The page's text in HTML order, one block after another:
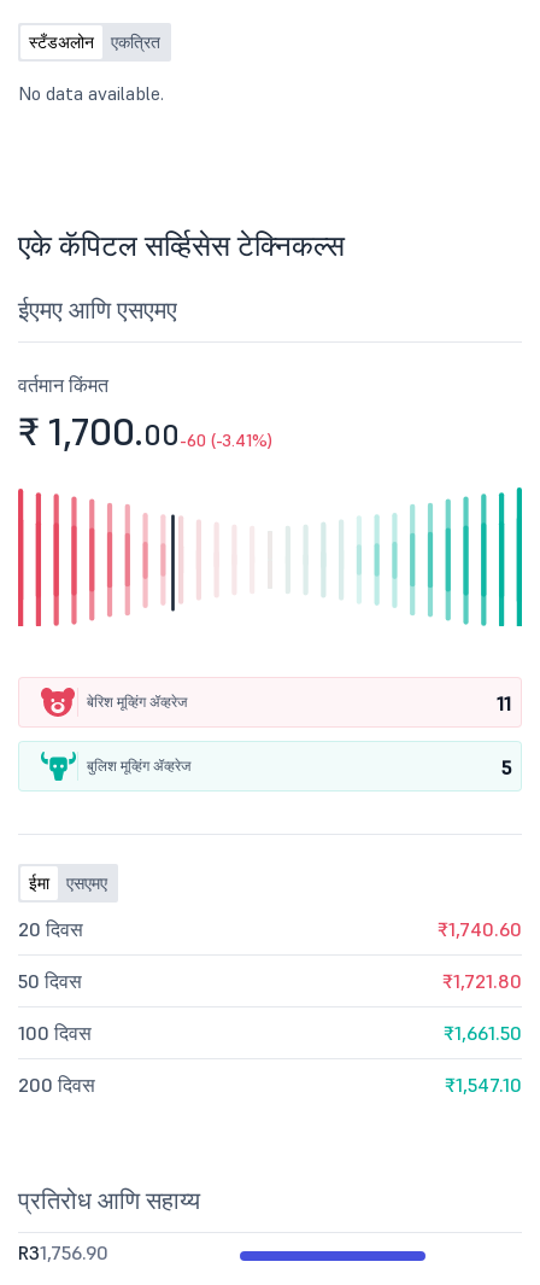
स्टँडअलोन एकत्रित
No data available.
एके कॅपिटल सर्व्हिसेस टेक्निकल्स
ईएमए आणि एसएमए
वर्तमान किंमत
₹ 1,700.00-60 (-3.41%)
बेरिश मूव्हिंग ॲव्हरेज 11
बुलिश मूव्हिंग ॲव्हरेज 5
ईमा एसएमए
20 दिवस ₹1,740.60
50 दिवस ₹1,721.80
100 दिवस ₹1,661.50
200 दिवस ₹1,547.10
प्रतिरोध आणि सहाय्य
R31,756.90